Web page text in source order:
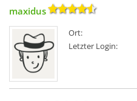
maxidus
Ort:
Letzter Login: